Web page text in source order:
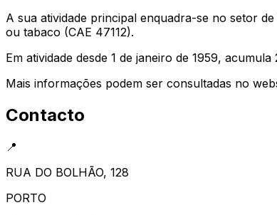
A sua atividade principal enquadra-se no setor
ou tabaco (CAE 47112).
Em atividade desde 1 de janeiro de 1959,
Mais informações podem ser consultadas no
Contacto
📍
RUA DO BOLHÃO, 128
PORTO